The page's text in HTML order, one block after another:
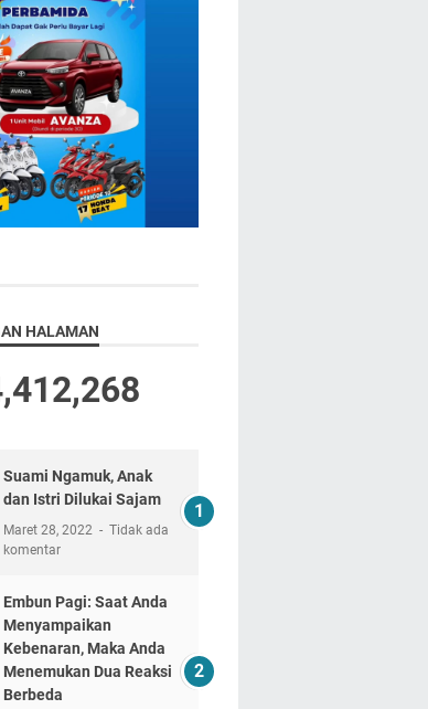
HALAMAN
Suami Ngamuk, Anak
dan Istri Dilukai Sajam
Maret 28, 2022
Tidak ada
komentar
Embun Pagi: Saat Anda
Menyampaikan
Kebenaran, Maka Anda
Menemukan Dua Reaksi
Berbeda